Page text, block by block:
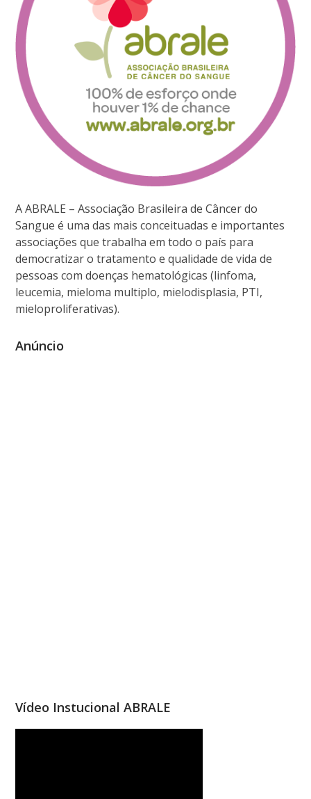
A ABRALE – Associação Brasileira de Câncer do
Sangue é uma das mais conceituadas e importantes
associações que trabalha em todo o país para
democratizar o tratamento e qualidade de vida de
pessoas com doenças hematológicas (linfoma,
leucemia, mieloma multiplo, mielodisplasia, PTI,
mieloproliferativas).
Anúncio
Vídeo Instucional ABRALE